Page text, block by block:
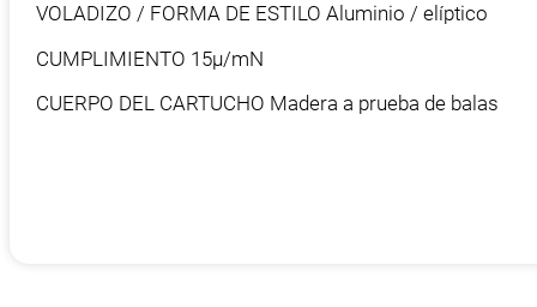
VOLADIZO / FORMA DE ESTILO Aluminio / elíptico
CUMPLIMIENTO 15μ/mN
CUERPO DEL CARTUCHO Madera a prueba de balas